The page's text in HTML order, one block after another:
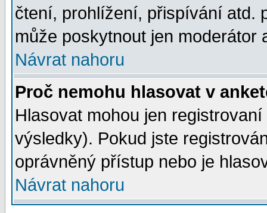
čtení, prohlížení, přispívání atd.
může poskytnout jen moderátor
Návrat nahoru
Proč nemohu hlasovat v
Hlasovat mohou jen
výsledky). Pokud jste
oprávněný přístup nebo je
Návrat nahoru